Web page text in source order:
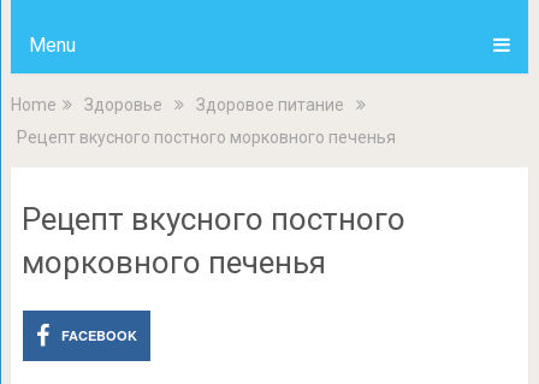
Menu
Home Здоровье
Здоровое питание
Рецепт вкусного постного морковного печенья
Рецепт вкусного постного
морковного печенья
FACEBOOK